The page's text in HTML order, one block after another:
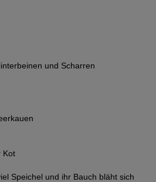
und Scharren
Kot
Speichel und ihr Bauch bläht sich